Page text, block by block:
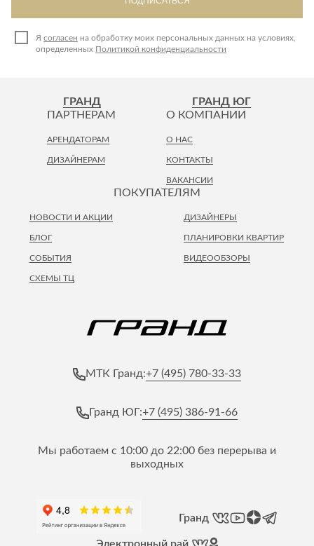
Я согласен на обработку моих персональных данных на условиях,
определенных Политикой конфиденциальности
ГРАНД ГРАНД ЮГ
ПОКУПАТЕЛЯМ
НОВОСТИ И АКЦИИ
ПЛАНИРОВКИ КВАРТИР
ВИДЕООБЗОРЫ
БЛОГ
СОБЫТИЯ
СХЕМЫ ТЦ
ДИЗАЙНЕРЫ
ПАРТНЕРАМ
АРЕНДАТОРАМ
ДИЗАЙНЕРАМ
О КОМПАНИИ
О НАС
КОНТАКТЫ
ВАКАНСИИ
МТК Гранд:+7 (495) 780-33-33
Гранд ЮГ:+7 (495) 386-91-66
Мы работаем с 10:00 до 22:00 без перерыва и
выходных
Гранд